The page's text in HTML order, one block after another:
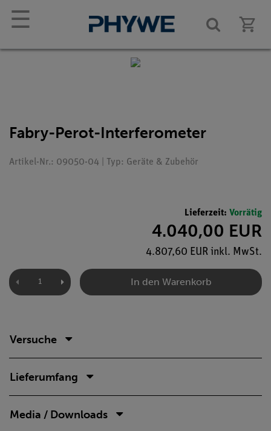
☰
Fabry-Perot-Interferometer
Artikel-Nr.: 09050-04 | Typ: Geräte & Zubehör
Lieferzeit: Vorrätig
4.040,00 EUR
4.807,60 EUR inkl. MwSt.
In den Warenkorb
Versuche
Lieferumfang
Media / Downloads